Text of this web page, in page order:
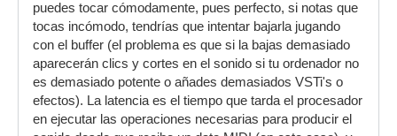
puedes tocar cómodamente, pues perfecto, si notas que
tocas incómodo, tendrías que intentar bajarla jugando
con el buffer (el problema es que si la bajas demasiado
aparecerán clics y cortes en el sonido si tu ordenador no
es demasiado potente o añades demasiados VSTi's o
efectos). La latencia es el tiempo que tarda el procesador
en ejecutar las operaciones necesarias para producir el